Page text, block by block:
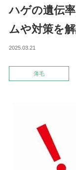
ハゲの遺伝
ムや対策を
2025.03.21
薄毛